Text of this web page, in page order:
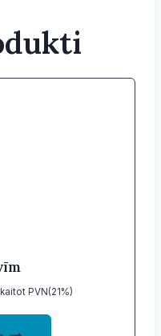
PVN(21%)
This